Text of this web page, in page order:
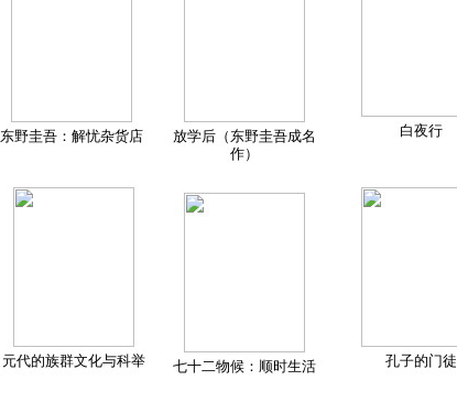
东野圭吾：解忧杂货店
放学后（东野圭吾成名
作）
白夜行
元代的族群文化与科举 七十二物候：顺时生活 孔子的门徒